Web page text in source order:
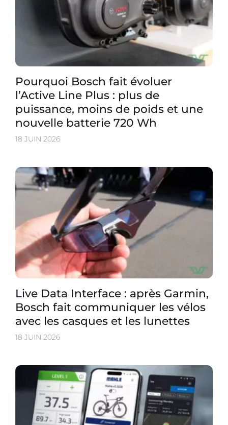
Pourquoi Bosch fait évoluer
l’Active Line Plus : plus de
puissance, moins de poids et une
nouvelle batterie 720 Wh
18 JUIN 2026
Live Data Interface : après Garmin,
Bosch fait communiquer les vélos
avec les casques et les lunettes
18 JUIN 2026